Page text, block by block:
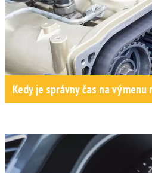
Kedy je správny čas na výmenu